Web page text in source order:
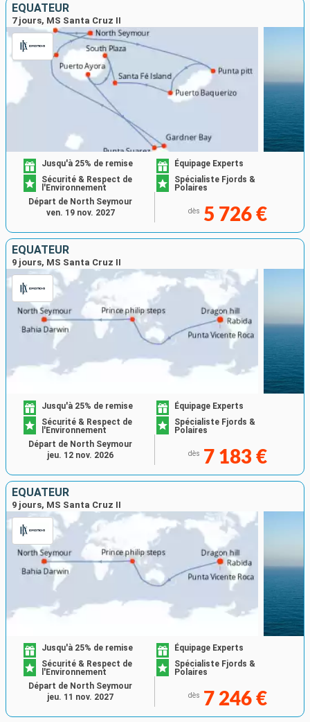
ÉQUATEUR
7 jours, MS Santa Cruz II
Jusqu'à 25% de remise
Équipage Experts
Sécurité & Respect de
l'Environnement
Spécialiste Fjords &
Polaires
dès 5 726 €
Départ de North Seymour
ven. 19 nov. 2027
ÉQUATEUR
9 jours, MS Santa Cruz II
Jusqu'à 25% de remise
Équipage Experts
Sécurité & Respect de
l'Environnement
Spécialiste Fjords &
Polaires
dès 7 183 €
Départ de North Seymour
jeu. 12 nov. 2026
ÉQUATEUR
9 jours, MS Santa Cruz II
Jusqu'à 25% de remise
Équipage Experts
Sécurité & Respect de
l'Environnement
Spécialiste Fjords &
Polaires
dès 7 246 €
Départ de North Seymour
jeu. 11 nov. 2027